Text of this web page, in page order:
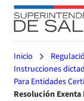
Inicio
Instrucciones
Para Entidades
Resolución Exenta